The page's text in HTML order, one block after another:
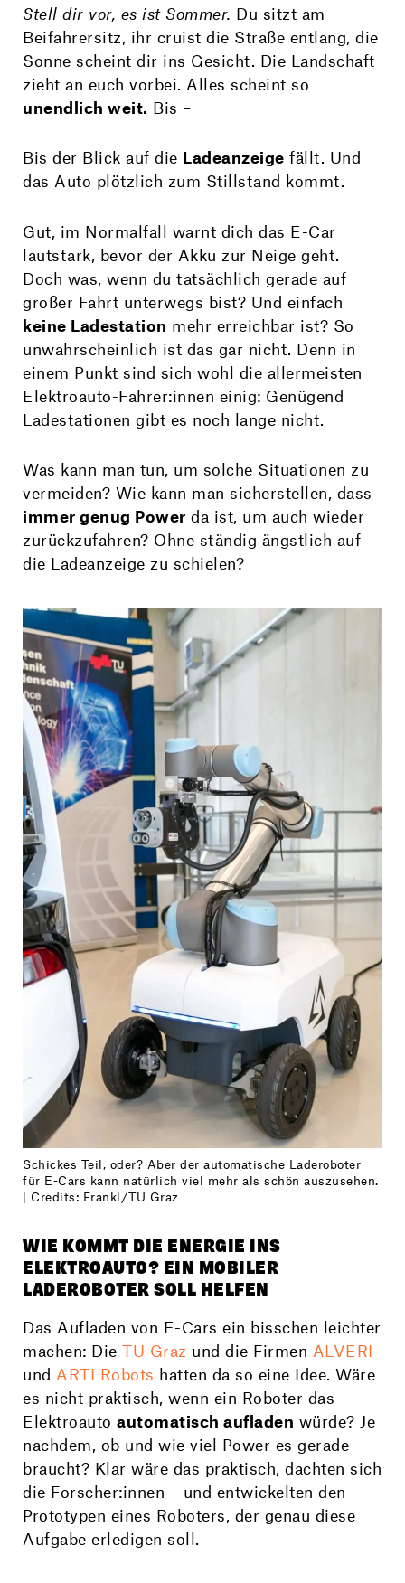
Stell dir vor, es ist Sommer. Du sitzt am
Beifahrersitz, ihr cruist die Straße entlang, die
Sonne scheint dir ins Gesicht. Die Landschaft
zieht an euch vorbei. Alles scheint so
unendlich weit. Bis –
Bis der Blick auf die Ladeanzeige fällt. Und
das Auto plötzlich zum Stillstand kommt.
Gut, im Normalfall warnt dich das E-Car
lautstark, bevor der Akku zur Neige geht.
Doch was, wenn du tatsächlich gerade auf
großer Fahrt unterwegs bist? Und einfach
keine Ladestation mehr erreichbar ist? So
unwahrscheinlich ist das gar nicht. Denn in
einem Punkt sind sich wohl die allermeisten
Elektroauto-Fahrer:innen einig: Genügend
Ladestationen gibt es noch lange nicht.
Was kann man tun, um solche Situationen zu
vermeiden? Wie kann man sicherstellen, dass
immer genug Power da ist, um auch wieder
zurückzufahren? Ohne ständig ängstlich auf
die Ladeanzeige zu schielen?
Schickes Teil, oder? Aber der automatische Laderoboter
für E-Cars kann natürlich viel mehr als schön auszusehen.
| Credits: Frankl/TU Graz
WIE KOMMT DIE ENERGIE INS
ELEKTROAUTO? EIN MOBILER
LADEROBOTER SOLL HELFEN
Das Aufladen von E-Cars ein bisschen leichter
machen: DieTU Graz und die Firmen ALVERI
und ARTI Robots hatten da so eine Idee. Wäre
es nicht praktisch, wenn ein Roboter das
Elektroautoautomatisch aufladen würde? Je
nachdem, ob und wie viel Power es gerade
braucht? Klar wäre das praktisch, dachten sich
die Forscher:innen – und entwickelten den
Prototypen eines Roboters, der genau diese
Aufgabe erledigen soll.